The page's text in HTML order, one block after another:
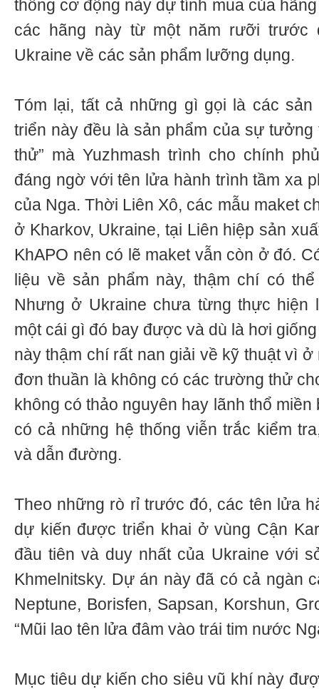
thống cơ động này dự tính mua của
các hãng này từ một năm rưỡi trước
Ukraine về các sản phẩm lưỡng dụng.
Tóm lại, tất cả những gì gọi là các sản
triển này đều là sản phẩm của sự tưởng
thử” mà Yuzhmash trình cho chính
đáng ngờ với tên lửa hành trình tầm xa
của Nga. Thời Liên Xô, các mẫu maket
ở Kharkov, Ukraine, tại Liên hiệp sản
KhAPO nên có lẽ maket vẫn còn ở đó.
liệu về sản phẩm này, thậm chí có
Nhưng ở Ukraine chưa từng thực hiện
một cái gì đó bay được và dù là hơi
này thậm chí rất nan giải về kỹ thuật vì
đơn thuần là không có các trường thử
không có thảo nguyên hay lãnh thổ
có cả những hệ thống viễn trắc kiểm
và dẫn đường.
Theo những rò rỉ trước đó, các tên lửa
dự kiến được triển khai ở vùng Cận
đầu tiên và duy nhất của Ukraine với
Khmelnitsky. Dự án này đã có cả ngàn
Neptune, Borisfen, Sapsan, Korshun,
“Mũi lao tên lửa đâm vào trái tim nước
Mục tiêu dự kiến cho siêu vũ khí này